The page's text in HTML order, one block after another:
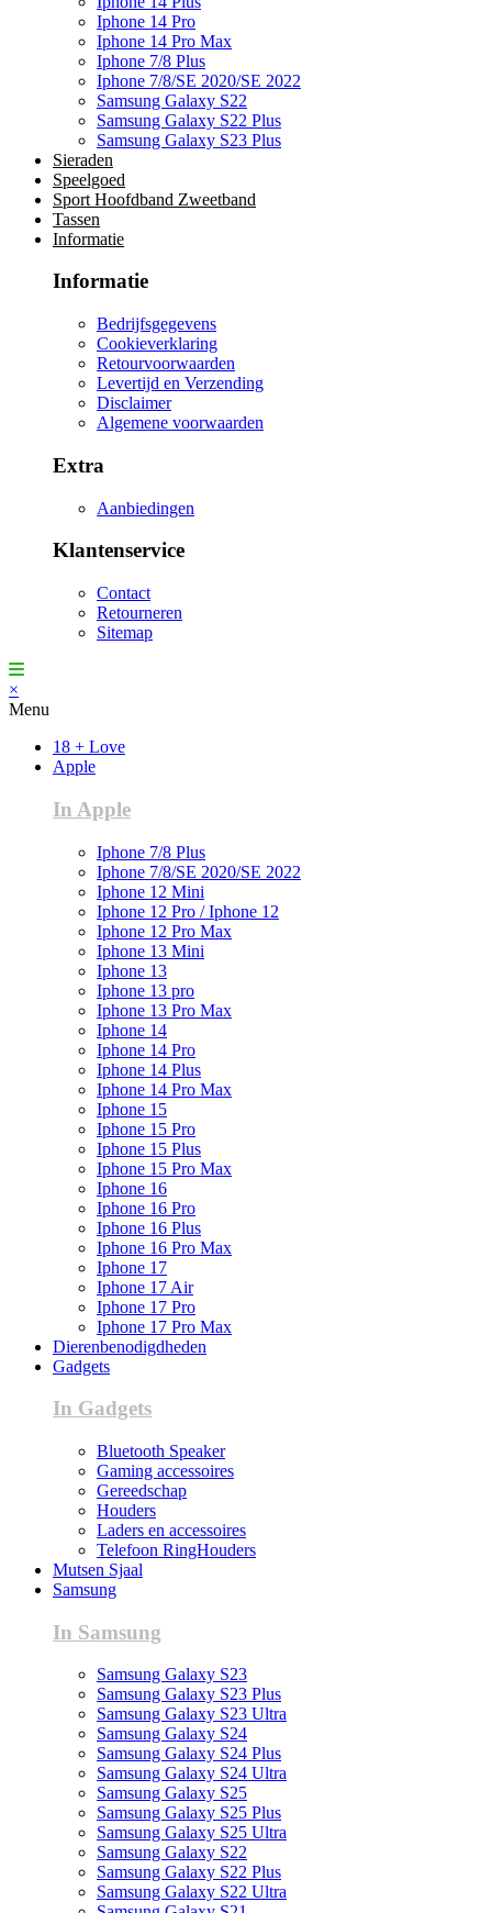
Iphone 14 Pro
Iphone 14 Pro Max
Iphone 7/8 Plus
Iphone 7/8/SE 2020/SE 2022
Samsung Galaxy S22
Samsung Galaxy S22 Plus
Samsung Galaxy S23 Plus
Sieraden
Speelgoed
Sport Hoofdband Zweetband
Tassen
Informatie
Informatie
Bedrijfsgegevens
Cookieverklaring
Retourvoorwaarden
Levertijd en Verzending
Disclaimer
Algemene voorwaarden
Extra
Aanbiedingen
Klantenservice
Contact
Retourneren
Sitemap
×
Menu
18 + Love
Apple
In Apple
Iphone 7/8 Plus
Iphone 7/8/SE 2020/SE 2022
Iphone 12 Mini
Iphone 12 Pro / Iphone 12
Iphone 12 Pro Max
Iphone 13 Mini
Iphone 13
Iphone 13 pro
Iphone 13 Pro Max
Iphone 14
Iphone 14 Pro
Iphone 14 Plus
Iphone 14 Pro Max
Iphone 15
Iphone 15 Pro
Iphone 15 Plus
Iphone 15 Pro Max
Iphone 16
Iphone 16 Pro
Iphone 16 Plus
Iphone 16 Pro Max
Iphone 17
Iphone 17 Air
Iphone 17 Pro
Iphone 17 Pro Max
Dierenbenodigdheden
Gadgets
In Gadgets
Bluetooth Speaker
Gaming accessoires
Gereedschap
Houders
Laders en accessoires
Telefoon RingHouders
Mutsen Sjaal
Samsung
In Samsung
Samsung Galaxy S23
Samsung Galaxy S23 Plus
Samsung Galaxy S23 Ultra
Samsung Galaxy S24
Samsung Galaxy S24 Plus
Samsung Galaxy S24 Ultra
Samsung Galaxy S25
Samsung Galaxy S25 Plus
Samsung Galaxy S25 Ultra
Samsung Galaxy S22
Samsung Galaxy S22 Plus
Samsung Galaxy S22 Ultra